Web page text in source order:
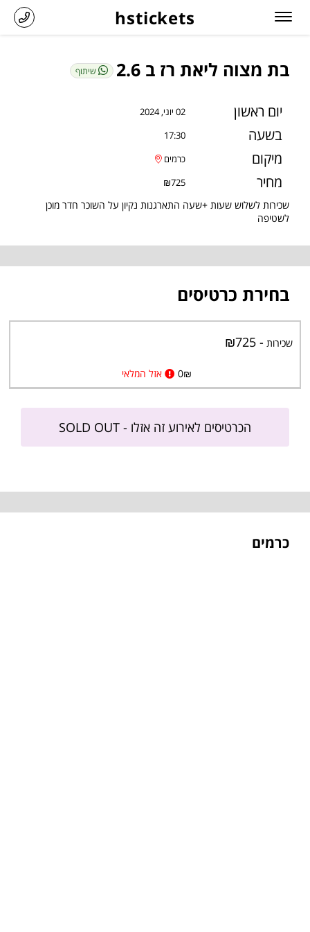
hstickets
בת מצוה ליאת רז ב 2.6 שיתוף
יום ראשון 02 יוני, 2024
בשעה 17:30
מיקום כרמים
מחיר ₪725
שכירות לשלוש שעות +שעה התארגנות נקיון על השוכר חדר מוכן
לשטיפה
בחירת כרטיסים
שכירות - ₪725
₪
0 אזל המלאי
הכרטיסים לאירוע זה אזלו - SOLD OUT
כרמים